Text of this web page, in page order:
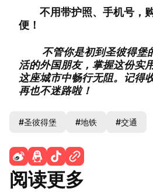
不用带护照、手机号，
便！
不管你是初到圣彼得堡
活的外国朋友，掌握这份实
这座城市中畅行无阻。记得
再也不迷路啦！
#圣彼得堡 #地铁 #交通
阅读更多